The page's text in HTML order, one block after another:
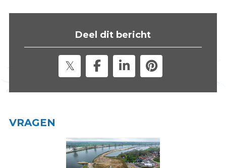
Deel dit bericht
VRAGEN